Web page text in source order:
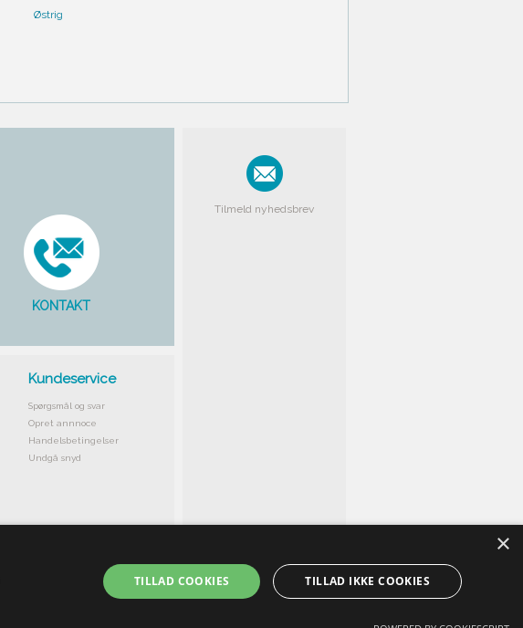
Østrig
KONTAKT
Kundeservice
Spørgsmål og svar
Opret annnoce
Handelsbetingelser
Undgå snyd
Tilmeld nyhedsbrev
×
TILLAD COOKIES TILLAD IKKE COOKIES